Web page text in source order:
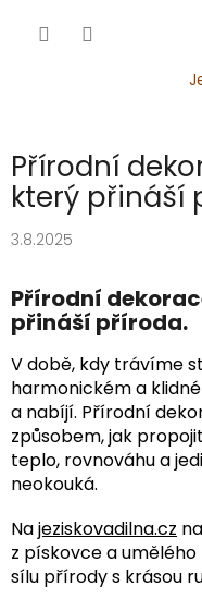
Přírodní
který přináší
3.8.2025
Přírodní
přináší příroda.
V době, kdy trávíme
harmonickém a
a nabíjí. Přírodní
způsobem, jak
teplo, rovnováhu a
neokouká.
Najeziskovadilna.cz
z pískovce a
sílu přírody s krásou